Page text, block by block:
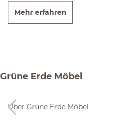
Mehr erfahren
Grüne Erde Möbel
Über Grüne Erde Möbel